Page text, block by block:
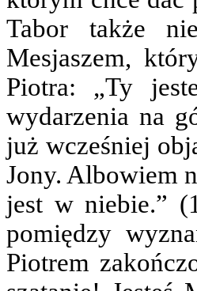
Tabor także
Mesjaszem,
Piotra: „Ty
wydarzenia na
już wcześniej
Jony. Albowiem
jest w niebie.”
pomiędzy
Piotrem